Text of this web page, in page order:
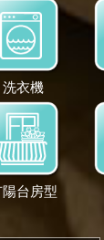
洗衣機
陽台房型